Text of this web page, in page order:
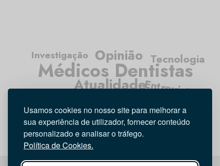
Usamos cookies no nosso site para melhorar a
sua experiência de utilizador, fornecer conteúdo
personalizado e analisar o tráfego.
Política de Cookies.
Atualidade
Médicos Dentistas
Higiene Oral
Entrevista
Opinião Tecnologia
Investigação